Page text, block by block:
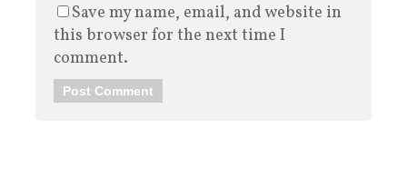
Save my name, email, and website in
this browser for the next time I
comment.